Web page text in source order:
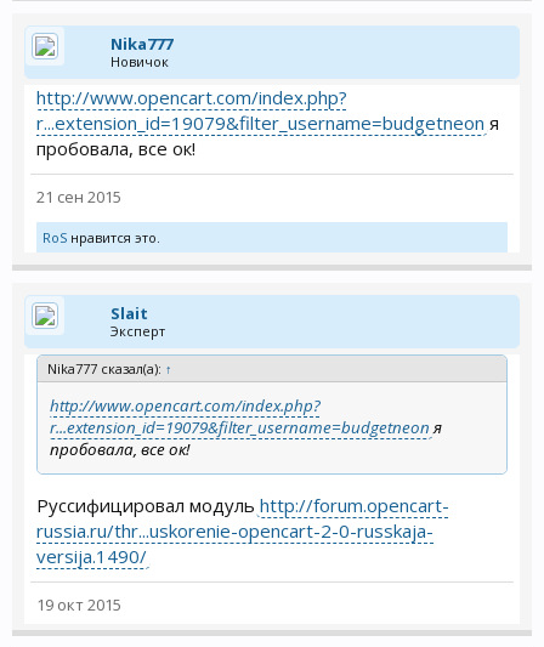
Nika777
Новичок
http://www.opencart.com/index.php?
r...extension_id=19079&filter_username=budgetneon я
пробовала, все ок!
21 сен 2015
RoS нравится это.
Slait
Эксперт
Nika777 сказал(а): ↑
http://www.opencart.com/index.php?
r...extension_id=19079&filter_username=budgetneonя
пробовала, все ок!
Руссифицировал модуль http://forum.opencart-
russia.ru/thr...uskorenie-opencart-2-0-russkaja-
versija.1490/
19 окт 2015